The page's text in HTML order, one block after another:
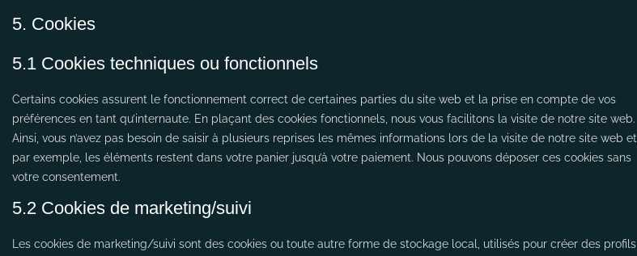
5. Cookies
5.1 Cookies techniques ou fonctionnels
Certains cookies assurent le fonctionnement correct de certaines parties du site web et la prise en compte de vos
préférences en tant qu’internaute. En plaçant des cookies fonctionnels, nous vous facilitons la visite de notre site web.
Ainsi, vous n’avez pas besoin de saisir à plusieurs reprises les mêmes informations lors de la visite de notre site web et,
par exemple, les éléments restent dans votre panier jusqu’à votre paiement. Nous pouvons déposer ces cookies sans
votre consentement.
5.2 Cookies de marketing/suivi
Les cookies de marketing/suivi sont des cookies ou toute autre forme de stockage local, utilisés pour créer des profils